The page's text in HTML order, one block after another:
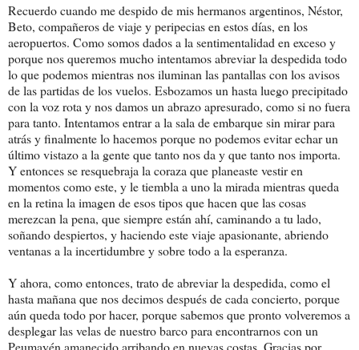
Recuerdo cuando me despido de mis hermanos argentinos, Néstor,
Beto, compañeros de viaje y peripecias en estos días, en los
aeropuertos. Como somos dados a la sentimentalidad en exceso y
porque nos queremos mucho intentamos abreviar la despedida todo
lo que podemos mientras nos iluminan las pantallas con los avisos
de las partidas de los vuelos. Esbozamos un hasta luego precipitado
con la voz rota y nos damos un abrazo apresurado, como si no fuera
para tanto. Intentamos entrar a la sala de embarque sin mirar para
atrás y finalmente lo hacemos porque no podemos evitar echar un
último vistazo a la gente que tanto nos da y que tanto nos importa.
Y entonces se resquebraja la coraza que planeaste vestir en
momentos como este, y le tiembla a uno la mirada mientras queda
en la retina la imagen de esos tipos que hacen que las cosas
merezcan la pena, que siempre están ahí, caminando a tu lado,
soñando despiertos, y haciendo este viaje apasionante, abriendo
ventanas a la incertidumbre y sobre todo a la esperanza.
Y ahora, como entonces, trato de abreviar la despedida, como el
hasta mañana que nos decimos después de cada concierto, porque
aún queda todo por hacer, porque sabemos que pronto volveremos a
desplegar las velas de nuestro barco para encontrarnos con un
Peumayén amanecido arribando en nuevas costas. Gracias por